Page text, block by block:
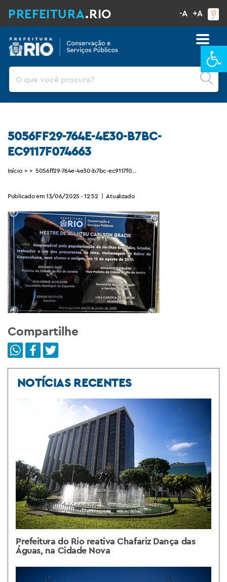
PREFEITURA.RIO -A +A
Pesquisar
5056FF29-764E-4E30-B7BC-
EC9117F074663
Início > > 5056ff29-764e-4e30-b7bc-ec9117f074663
Publicado em 13/06/2025 - 12:52 | Atualizado
Compartilhe
NOTÍCIAS RECENTES
Prefeitura do Rio reativa Chafariz Dança das
Águas, na Cidade Nova